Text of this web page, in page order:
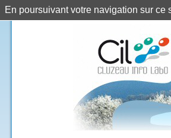
En poursuivant votre navigation sur